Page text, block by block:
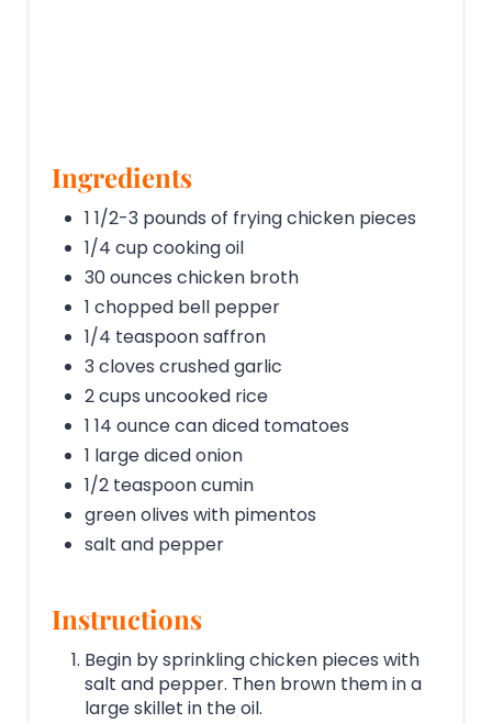
Ingredients
1 1/2-3 pounds of frying chicken pieces
1/4 cup cooking oil
30 ounces chicken broth
1 chopped bell pepper
1/4 teaspoon saffron
3 cloves crushed garlic
2 cups uncooked rice
1 14 ounce can diced tomatoes
1 large diced onion
1/2 teaspoon cumin
green olives with pimentos
salt and pepper
Instructions
Begin by sprinkling chicken pieces with
salt and pepper. Then brown them in a
large skillet in the oil.